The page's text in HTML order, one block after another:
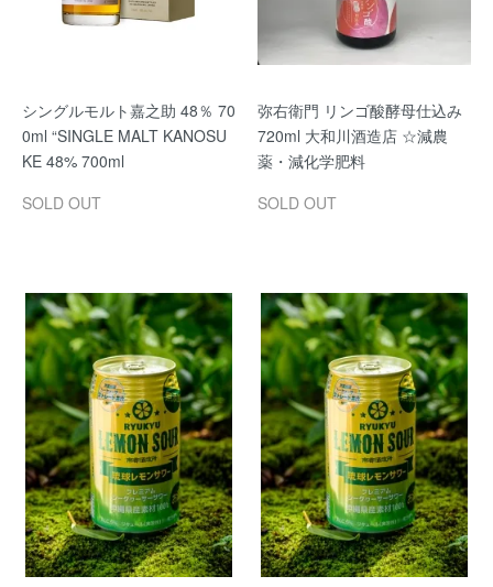
シングルモルト嘉之助 48％ 70
0ml “SINGLE MALT KANOSU
KE 48% 700ml
SOLD OUT
弥右衛門 リンゴ酸酵母仕込み
720ml 大和川酒造店 ☆減農
薬・減化学肥料
SOLD OUT